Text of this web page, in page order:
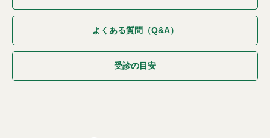
よくある質問（Q&A）
受診の目安